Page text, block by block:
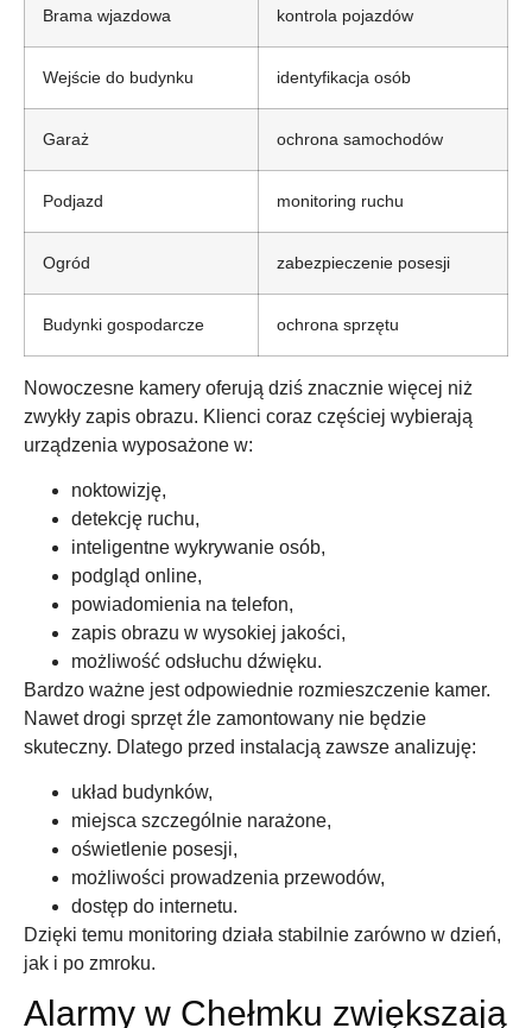
Brama wjazdowa kontrola pojazdów
Wejście do budynku identyfikacja osób
Garaż ochrona samochodów
Podjazd monitoring ruchu
Ogród zabezpieczenie posesji
Budynki gospodarcze ochrona sprzętu
Nowoczesne kamery oferują dziś znacznie więcej niż
zwykły zapis obrazu. Klienci coraz częściej wybierają
urządzenia wyposażone w:
noktowizję,
detekcję ruchu,
inteligentne wykrywanie osób,
podgląd online,
powiadomienia na telefon,
zapis obrazu w wysokiej jakości,
możliwość odsłuchu dźwięku.
Bardzo ważne jest odpowiednie rozmieszczenie kamer.
Nawet drogi sprzęt źle zamontowany nie będzie
skuteczny. Dlatego przed instalacją zawsze analizuję:
układ budynków,
miejsca szczególnie narażone,
oświetlenie posesji,
możliwości prowadzenia przewodów,
dostęp do internetu.
Dzięki temu monitoring działa stabilnie zarówno w dzień,
jak i po zmroku.
Alarmy w Chełmku zwiększają